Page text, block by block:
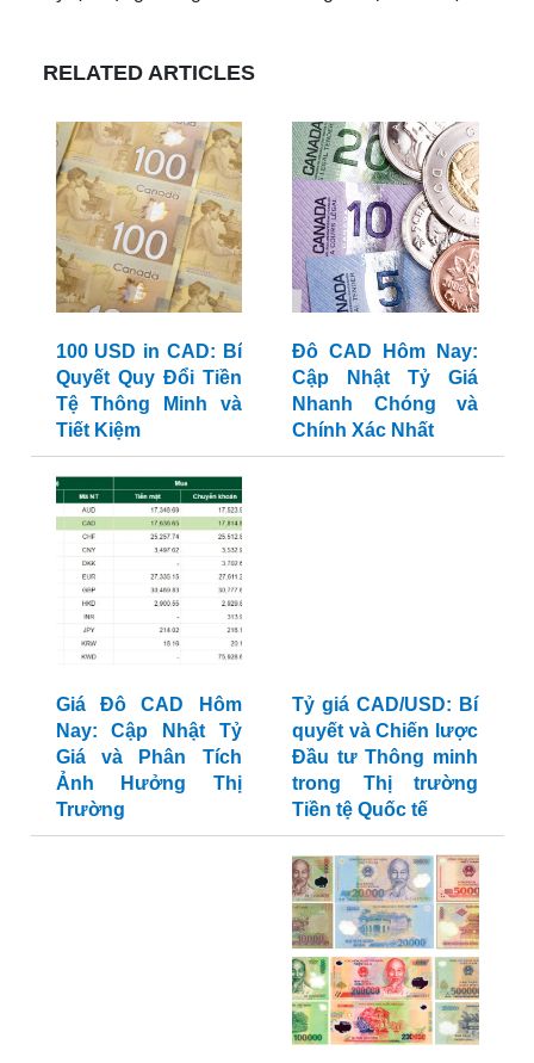
RELATED ARTICLES
100 USD in CAD: Bí
Quyết Quy Đổi Tiền
Tệ Thông Minh và
Tiết Kiệm
Đô CAD Hôm Nay:
Cập Nhật Tỷ Giá
Nhanh Chóng và
Chính Xác Nhất
Giá Đô CAD Hôm
Nay: Cập Nhật Tỷ
Giá và Phân Tích
Ảnh Hưởng Thị
Trường
quyết và Chiến lược
Đầu tư Thông minh
trong Thị trường
Tiền tệ Quốc tế